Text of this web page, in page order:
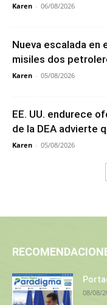
Karen - 06/08/2026
Nueva escalada en
misiles dos
Karen - 05/08/2026
EE. UU. endurece
de la DEA advierte
Karen - 05/08/2026
08/08/